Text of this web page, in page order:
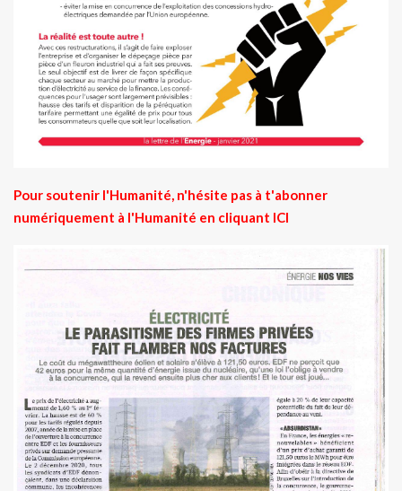
Pour soutenir l'Humanité, n'hésite pas à t'abonner
numériquement à l'Humanité en cliquant ICI